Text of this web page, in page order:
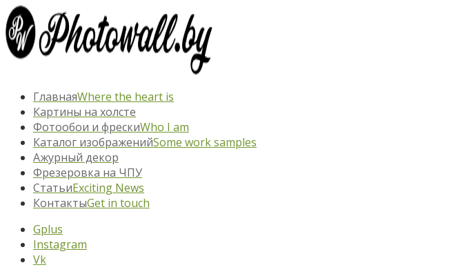
ГлавнаяWhere the heart is
Картины на холсте
Фотообои и фрескиWho I am
Каталог изображенийSome work samples
Ажурный декор
Фрезеровка на ЧПУ
СтатьиExciting News
КонтактыGet in touch
Gplus
Instagram
Vk